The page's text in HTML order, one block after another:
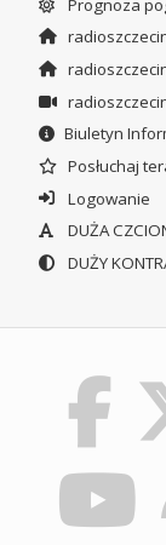
Prognoza
Biuletyn
Posłuchaj
Logowanie
DUŻA
DUŻY